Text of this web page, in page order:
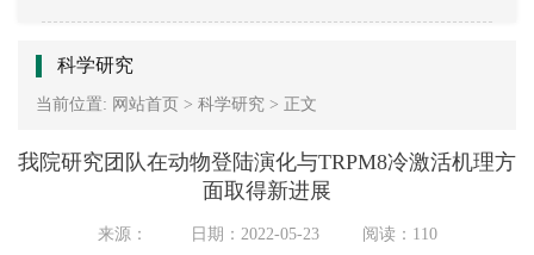
科学研究
当前位置: 网站首页 > 科学研究 > 正文
我院研究团队在动物登陆演化与TRPM8冷激活机理方
面取得新进展
来源： 日期：2022-05-23 阅读： 110